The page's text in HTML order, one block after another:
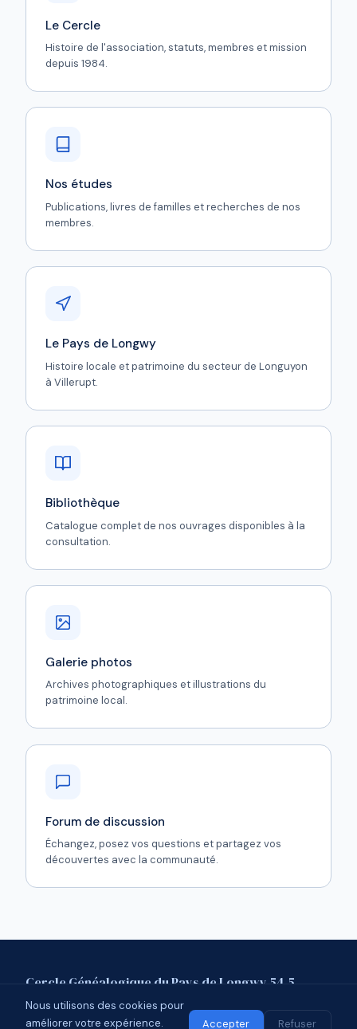
Le Cercle
Histoire de l'association, statuts, membres et mission
depuis 1984.
Nos études
Publications, livres de familles et recherches de nos
membres.
Le Pays de Longwy
Histoire locale et patrimoine du secteur de Longuyon
à Villerupt.
Bibliothèque
Catalogue complet de nos ouvrages disponibles à la
consultation.
Galerie photos
Archives photographiques et illustrations du
patrimoine local.
Forum de discussion
Échangez, posez vos questions et partagez vos
découvertes avec la communauté.
Cercle Généalogique du Pays de Longwy 54.5
Mentions légalesContactForum
© 2026 CGPL 54.5 · Affilié à l'UCGL
Nous utilisons des cookies pour
améliorer votre expérience.
Accepter Refuser